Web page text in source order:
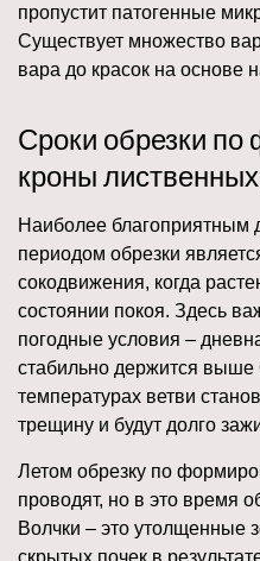
пропустит патогенные
Существует множество
вара до красок на основе
Сроки обрезки
кроны
Наиболее благоприятным
периодом обрезки
сокодвижения, когда
состоянии покоя. Здесь
погодные условия –
стабильно держится
температурах ветви
трещину и будут долго
Летом обрезку по
проводят, но в это время
Волчки – это утолщенные
скрытых почек в